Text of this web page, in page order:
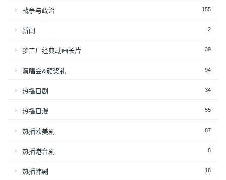
战争与政治 155
新闻 2
梦工厂经典动画长片 39
演唱会&颁奖礼 94
热播日剧 34
热播日漫 55
热播欧美剧 87
热播港台剧 8
热播韩剧 18